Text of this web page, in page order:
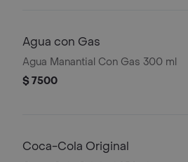
Agua con Gas
Agua Manantial Con Gas 300 ml
$ 7500
Coca-Cola Original